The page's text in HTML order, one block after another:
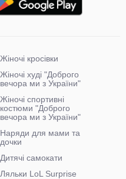
Жіночі кросівки
Жіночі худі "Доброго
вечора ми з України"
Жіночі спортивні
костюми "Доброго
вечора ми з України"
Наряди для мами та
дочки
Дитячі самокати
Ляльки LoL Surprise